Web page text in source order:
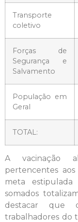
Transporte
coletivo
Forças de
Segurança e
Salvamento
População em
Geral
TOTAL:
A vacinação
pertencentes
meta
somados
destacar que
trabalhadores do